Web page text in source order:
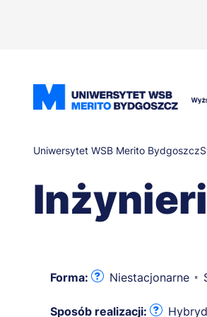
Ścieżka
Uniwersytet WSB Merito Bydgoszcz
Forma: Niestacjonarne
Sposób realizacji: